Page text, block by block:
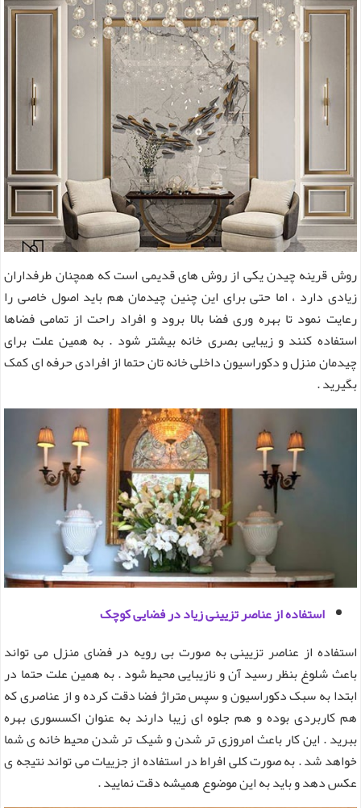
روش قرینه چیدن یکی از روش های قدیمی است که همچنان طرفداران
زیادی دارد ، اما حتی برای این چنین چیدمان هم باید اصول خاصی را
رعایت نمود تا بهره وری فضا بالا برود و افراد راحت از تمامی فضاها
استفاده کنند و زیبایی بصری خانه بیشتر شود . به همین علت برای
چیدمان منزل و دکوراسیون داخلی خانه تان حتما از افرادی حرفه ای کمک
بگیرید .
استفاده از عناصر تزیینی زیاد در فضایی کوچک
استفاده از عناصر تزیینی به صورت بی رویه در فضای منزل می تواند
باعث شلوغ بنظر رسید آن و نازیبایی محیط شود . به همین علت حتما در
ابتدا به سبک دکوراسیون و سپس متراژ فضا دقت کرده و از عناصری که
هم کاربردی بوده و هم جلوه ای زیبا دارند به عنوان اکسسوری بهره
ببرید . این کار باعث امروزی تر شدن و شیک تر شدن محیط خانه ی شما
خواهد شد . به صورت کلی افراط در استفاده از جزییات می تواند نتیجه ی
عکس دهد و باید به این موضوع همیشه دقت نمایید .